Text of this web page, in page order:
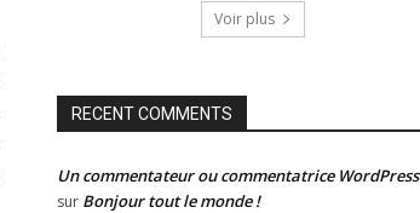
Voir plus
RECENT COMMENTS
Un commentateur ou commentatrice WordPress
sur Bonjour tout le monde !